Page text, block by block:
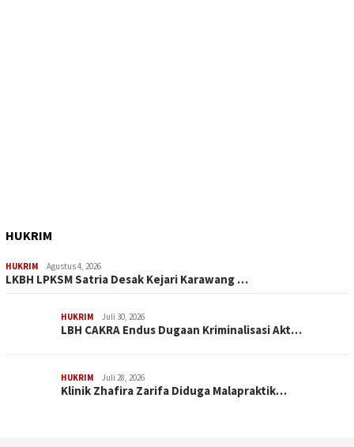
HUKRIM
HUKRIM Agustus 4, 2026
LKBH LPKSM Satria Desak Kejari Karawang …
HUKRIM Juli 30, 2026
LBH CAKRA Endus Dugaan Kriminalisasi Akt…
HUKRIM Juli 28, 2026
Klinik Zhafira Zarifa Diduga Malapraktik…